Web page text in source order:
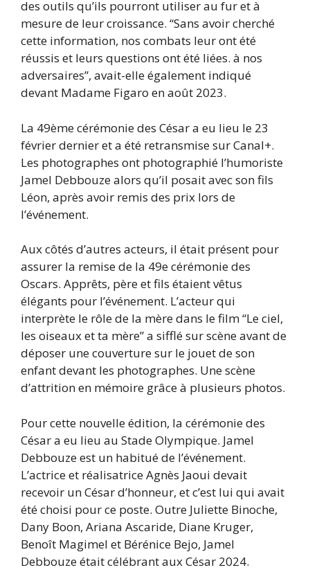
des outils qu’ils pourront utiliser au fur et à
mesure de leur croissance. “Sans avoir cherché
cette information, nos combats leur ont été
réussis et leurs questions ont été liées. à nos
adversaires”, avait-elle également indiqué
devant Madame Figaro en août 2023.
La 49ème cérémonie des César a eu lieu le 23
février dernier et a été retransmise sur Canal+.
Les photographes ont photographié l’humoriste
Jamel Debbouze alors qu’il posait avec son fils
Léon, après avoir remis des prix lors de
l’événement.
Aux côtés d’autres acteurs, il était présent pour
assurer la remise de la 49e cérémonie des
Oscars. Apprêts, père et fils étaient vêtus
élégants pour l’événement. L’acteur qui
interprète le rôle de la mère dans le film “Le ciel,
les oiseaux et ta mère” a sifflé sur scène avant de
déposer une couverture sur le jouet de son
enfant devant les photographes. Une scène
d’attrition en mémoire grâce à plusieurs photos.
Pour cette nouvelle édition, la cérémonie des
César a eu lieu au Stade Olympique. Jamel
Debbouze est un habitué de l’événement.
L’actrice et réalisatrice Agnès Jaoui devait
recevoir un César d’honneur, et c’est lui qui avait
été choisi pour ce poste. Outre Juliette Binoche,
Dany Boon, Ariana Ascaride, Diane Kruger,
Benoît Magimel et Bérénice Bejo, Jamel
Debbouze était célébrant aux César 2024.